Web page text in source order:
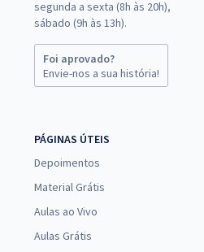
Comprar
Paulista ''Júlio de Mesquita Filho'' -
à vista
R$21,99
R$ 65,96 (-20%)
Comprar
segunda a sexta (8h às 20h),
sábado (9h às 13h).
Foi aprovado?
Envie-nos a sua história!
PÁGINAS ÚTEIS
Depoimentos
Material Grátis
Aulas ao Vivo
Aulas Grátis